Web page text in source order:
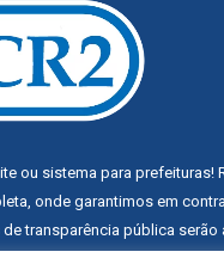
ou sistema para prefeituras!
onde garantimos em
de transparência pública serão